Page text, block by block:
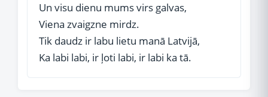
Un visu dienu mums virs galvas,
Viena zvaigzne mirdz.
Tik daudz ir labu lietu manā Latvijā,
Ka labi labi, ir ļoti labi, ir labi ka tā.